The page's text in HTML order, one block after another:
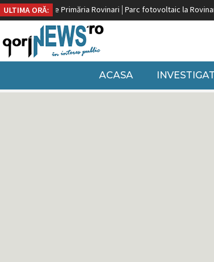
ULTIMA ORĂ:
Rovinari Parc fotovoltaic la Rovinari Rovinari, pe locul
ACASA